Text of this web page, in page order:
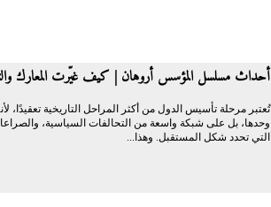
أحداث مسلسل المؤسس أروهان | كيف غيّرت المعارك
تُعتبر مرحلة تأسيس الدول من أكثر المراحل التاريخية تعقيدًا،
وحدها، بل على شبكة واسعة من التحالفات السياسية،
التي تحدد شكل المستقبل. وهذا...